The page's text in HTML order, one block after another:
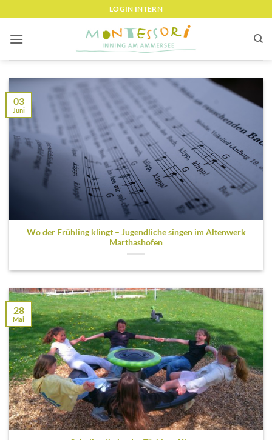
springen
LOGIN INTERN
Wo der Frühling klingt – Jugendliche singen im Altenwerk
Marthashofen
03
Juni
28
Mai